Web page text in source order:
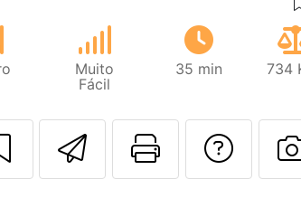
Muito
Fácil
35 min 734
Enviar esta
Imprima